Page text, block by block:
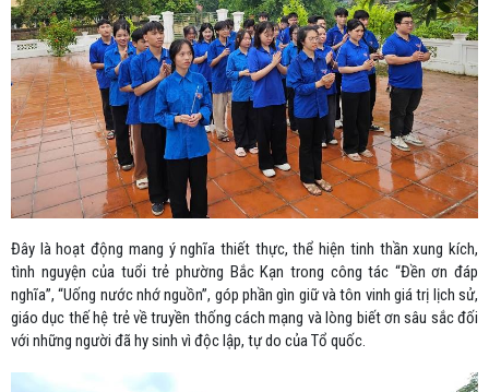
Đây là hoạt động mang ý nghĩa thiết thực, thể hiện tinh thần xung kích,
tình nguyện của tuổi trẻ phường Bắc Kạn trong công tác “Đền ơn đáp
nghĩa”, “Uống nước nhớ nguồn”, góp phần gìn giữ và tôn vinh giá trị lịch sử,
giáo dục thế hệ trẻ về truyền thống cách mạng và lòng biết ơn sâu sắc đối
với những người đã hy sinh vì độc lập, tự do của Tổ quốc.